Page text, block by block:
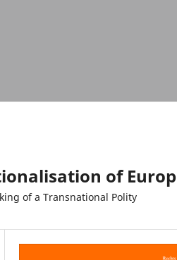
of
of a Transnational Polity